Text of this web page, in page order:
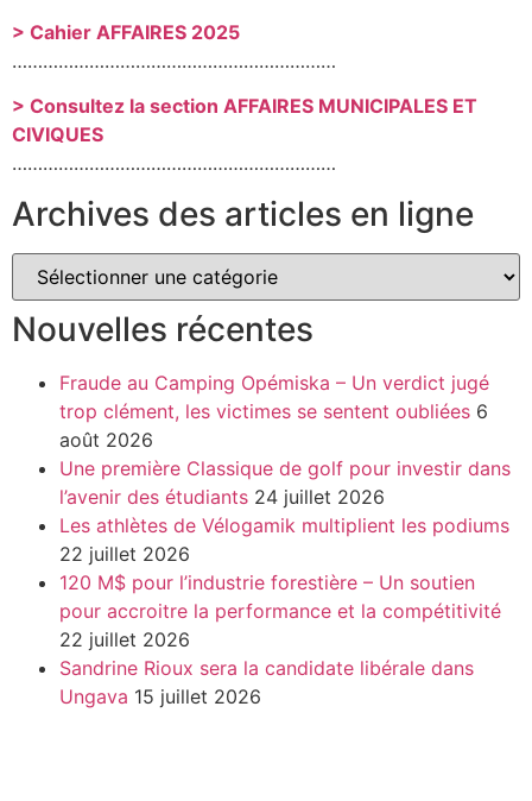
> Cahier AFFAIRES 2025
………………………………………………………
> Consultez la section AFFAIRES MUNICIPALES ET
CIVIQUES
………………………………………………………
Archives des articles en ligne
Nouvelles récentes
Fraude au Camping Opémiska – Un verdict jugé
trop clément, les victimes se sentent oubliées 6
août 2026
Une première Classique de golf pour investir dans
l’avenir des étudiants 24 juillet 2026
Les athlètes de Vélogamik multiplient les podiums
22 juillet 2026
120 M$ pour l’industrie forestière – Un soutien
pour accroitre la performance et la compétitivité
22 juillet 2026
Sandrine Rioux sera la candidate libérale dans
Ungava 15 juillet 2026